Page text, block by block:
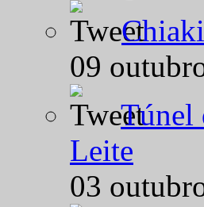
09
Túnel
Leite
03